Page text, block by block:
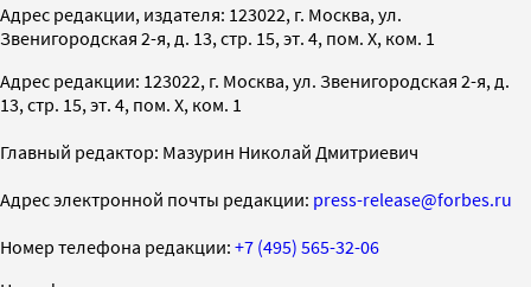
Адрес редакции, издателя: 123022, г. Москва, ул.
Звенигородская 2-я, д. 13, стр. 15, эт. 4, пом. X, ком. 1
Адрес редакции: 123022, г. Москва, ул. Звенигородская 2-я, д.
13, стр. 15, эт. 4, пом. X, ком. 1
Главный редактор: Мазурин Николай Дмитриевич
Адрес электронной почты редакции: press-release@forbes.ru
Номер телефона редакции: +7 (495) 565-32-06